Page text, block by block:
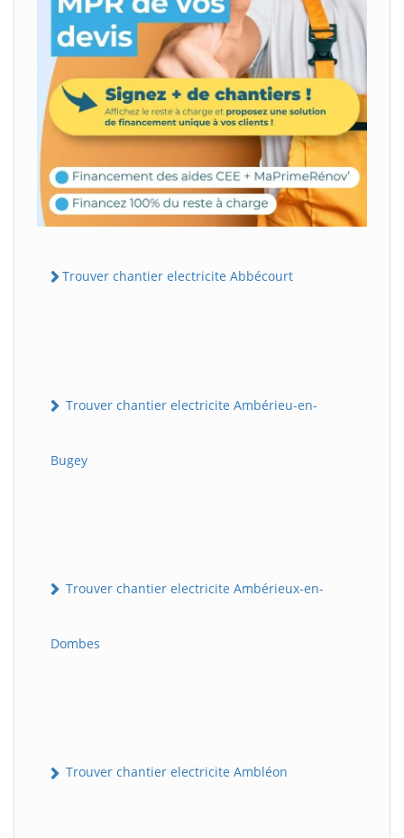
Trouver chantier electricite Abbécourt
Trouver chantier electricite Ambérieu-en-
Bugey
Trouver chantier electricite Ambérieux-en-
Dombes
Trouver chantier electricite Ambléon